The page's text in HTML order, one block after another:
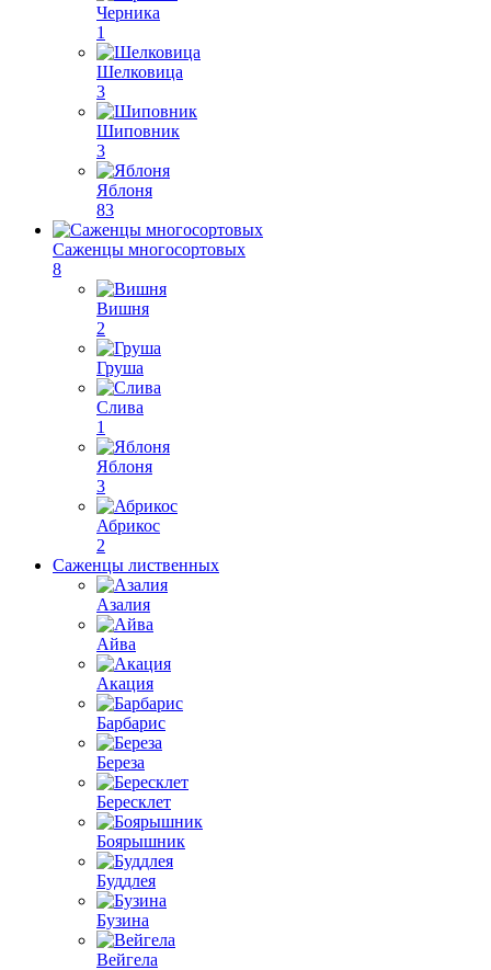
Черника
1
Шелковица
3
Шиповник
3
Яблоня
83
Саженцы многосортовых
8
Вишня
2
Груша
Слива
1
Яблоня
3
Абрикос
2
Саженцы лиственных
Азалия
Айва
Акация
Барбарис
Береза
Бересклет
Боярышник
Буддлея
Бузина
Вейгела